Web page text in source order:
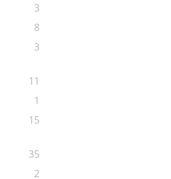
3
8
3
11
1
15
35
2